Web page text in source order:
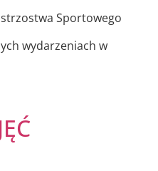
Sportowego
wydarzeniach w